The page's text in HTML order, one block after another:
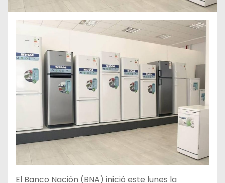
El Banco Nación (BNA) inició este lunes la